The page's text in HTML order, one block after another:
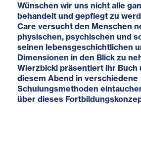
Wünschen wir uns nicht alle
behandelt und gepflegt zu
Care versucht den Menschen
physischen, psychischen und
seinen lebensgeschichtlichen
Dimensionen in den Blick zu
Wierzbicki präsentiert ihr Buch
diesem Abend in verschiedene
Schulungsmethoden
über dieses